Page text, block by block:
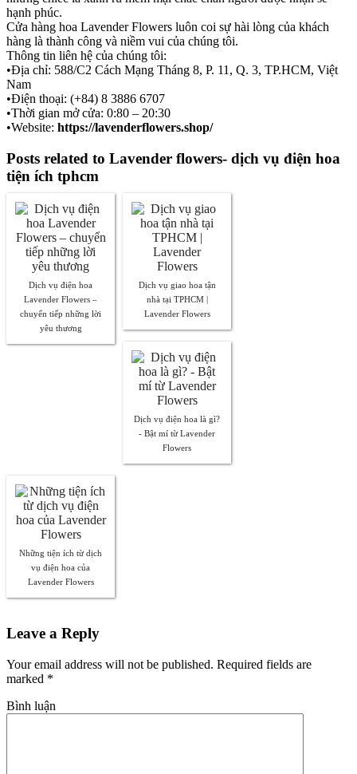
hạnh phúc.
Cửa hàng hoa Lavender Flowers luôn coi sự hài lòng của khách
hàng là thành công và niềm vui của chúng tôi.
Thông tin liên hệ của chúng tôi:
•Địa chỉ: 588/C2 Cách Mạng Tháng 8, P. 11, Q. 3, TP.HCM, Việt
Nam
•Điện thoại: (+84) 8 3886 6707
•Thời gian mở cửa: 0:80 – 20:30
•Website: https://lavenderflowers.shop/
Posts related to Lavender flowers- dịch vụ điện hoa
tiện ích tphcm
Dịch vụ điện hoa
Lavender Flowers –
chuyển tiếp những lời
yêu thương
Dịch vụ giao hoa tận
nhà tại TPHCM |
Lavender Flowers
Dịch vụ điện hoa là gì?
- Bật mí từ Lavender
Flowers
Những tiện ích từ dịch
vụ điện hoa của
Lavender Flowers
Leave a Reply
Your email address will not be published. Required fields are
marked *
Bình luận